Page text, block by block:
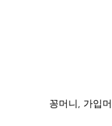
꽁머니, 가입